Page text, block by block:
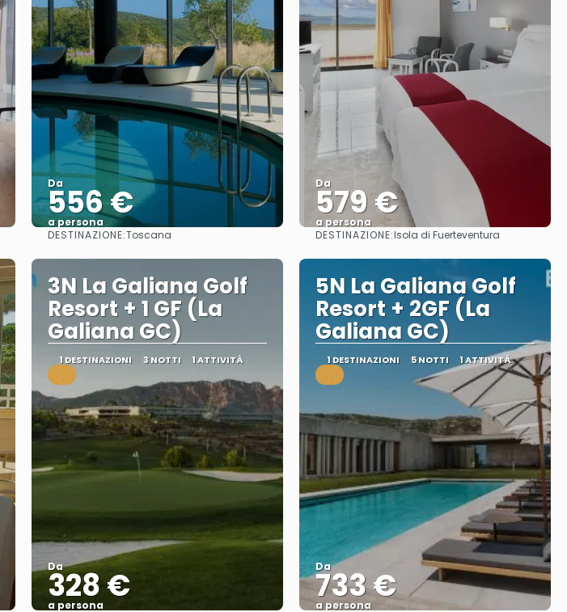
Da
556 €
a persona
Vedere
DESTINAZIONE:Toscana
Da
579 €
a persona
Vedere
DESTINAZIONE:Isola di Fuerteventura
3N La Galiana Golf
Resort + 1 GF (La
Galiana GC)
1 DESTINAZIONI 3 NOTTI 1 ATTIVITÀ
.
Da
328 €
a persona
5N La Galiana Golf
Resort + 2GF (La
Galiana GC)
1 DESTINAZIONI 5 NOTTI 1 ATTIVITÀ
.
Da
733 €
a persona